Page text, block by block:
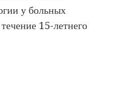
у больных
15-летнего